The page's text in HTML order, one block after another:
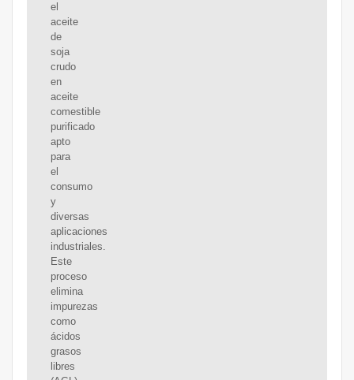
el
aceite
de
soja
crudo
en
aceite
comestible
purificado
apto
para
el
consumo
y
diversas
aplicaciones
industriales.
Este
proceso
elimina
impurezas
como
ácidos
grasos
libres